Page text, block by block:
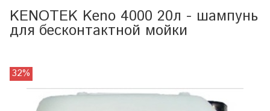
KENOTEK Keno 4000 20л - шампунь
для бесконтактной мойки
32%